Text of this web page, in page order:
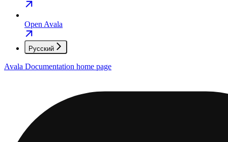
Open Avala
Русский
Avala Documentation home page